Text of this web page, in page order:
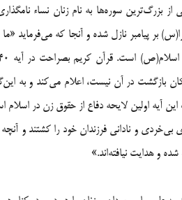
از بزرگ‌ترين سوره‌ها به نام زنان نساء
بازگشت در آن نيست، اعلام مي‌كند و به
آيه اولين لايحه دفاع از حقوق زن در اسلام
و ناداني فرزندان خود را كشتند و آنچه
و هدايت نيافته‌اند.»